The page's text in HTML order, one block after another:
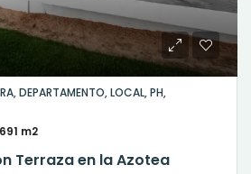
DEPARTAMENTO, LOCAL, PH,
m2
Terraza en la Azotea